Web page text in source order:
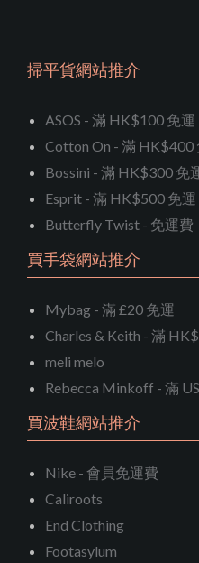
掃平貨網站推介
ASOS - 滿 HK$100 免運
Cotton On - 滿 HK$400
Bossini - 滿 HK$300 免
Esprit - 滿 HK$500 免運
Butterfly Twist - 免運費
買手袋網站推介
Mybag - 滿 £20 免運
Charles & Keith - 滿
meli melo
Rebecca Minkoff - 滿
買波鞋網站推介
Nike - 會員免運費
Caliroots
End Clothing
Footasylum